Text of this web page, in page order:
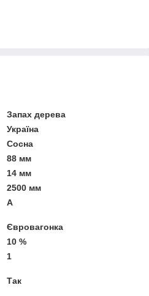
Запах дерева
Україна
Сосна
88 мм
14 мм
2500 мм
А
Євровагонка
10 %
1
Так